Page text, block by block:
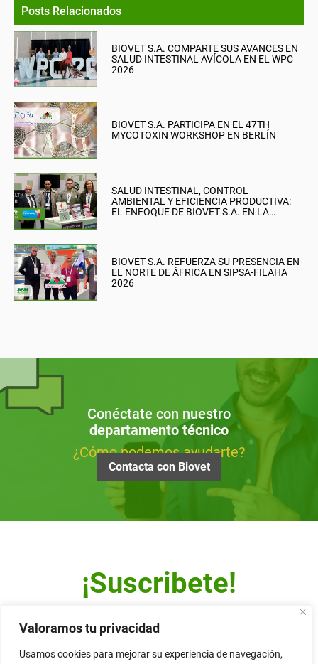
Valoramos tu privacidad
Usamos cookies para mejorar su experiencia de navegación,
Posts Relacionados
BIOVET S.A. COMPARTE SUS AVANCES EN
SALUD INTESTINAL AVÍCOLA EN EL WPC
2026
BIOVET S.A. PARTICIPA EN EL 47TH
MYCOTOXIN WORKSHOP EN BERLÍN
SALUD INTESTINAL, CONTROL
AMBIENTAL Y EFICIENCIA PRODUCTIVA:
EL ENFOQUE DE BIOVET S.A. EN LA
BIOVET S.A. REFUERZA SU PRESENCIA EN
EL NORTE DE ÁFRICA EN SIPSA-FILAHA
2026
Conéctate con nuestro
departamento técnico
¿Cómo podemos ayudarte?
Contacta con Biovet
¡Suscribete!
Escribe tu dirección de correo y recibe nuestro Newsletter.